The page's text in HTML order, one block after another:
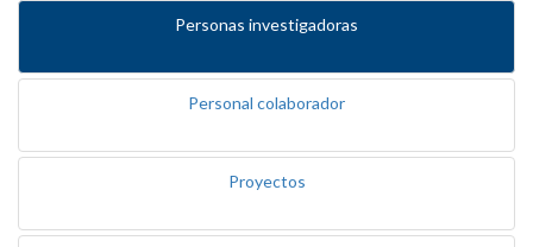
Personas investigadoras
Personal colaborador
Proyectos